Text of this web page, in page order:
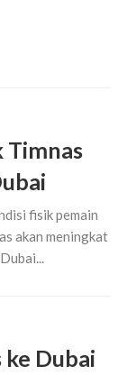
Timnas
fisik pemain
akan meningkat
Dubai